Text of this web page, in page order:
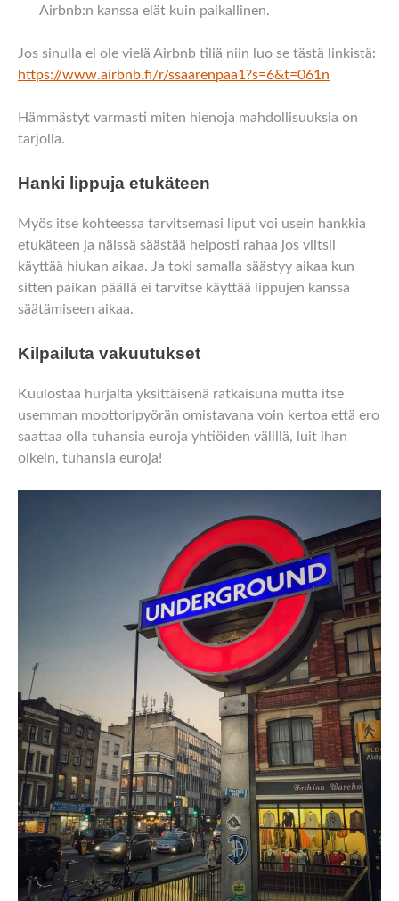
Airbnb:n kanssa elät kuin paikallinen.
Jos sinulla ei ole vielä Airbnb tiliä niin luo se tästä linkistä:
https://www.airbnb.fi/r/ssaarenpaa1?s=6&t=061n
Hämmästyt varmasti miten hienoja mahdollisuuksia on
tarjolla.
Hanki lippuja etukäteen
Myös itse kohteessa tarvitsemasi liput voi usein hankkia
etukäteen ja näissä säästää helposti rahaa jos viitsii
käyttää hiukan aikaa. Ja toki samalla säästyy aikaa kun
sitten paikan päällä ei tarvitse käyttää lippujen kanssa
säätämiseen aikaa.
Kilpailuta vakuutukset
Kuulostaa hurjalta yksittäisenä ratkaisuna mutta itse
usemman moottoripyörän omistavana voin kertoa että ero
saattaa olla tuhansia euroja yhtiöiden välillä, luit ihan
oikein, tuhansia euroja!